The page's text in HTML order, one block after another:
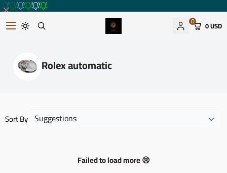
Romantic watches store
0 0 USD
Rolex automatic
Sort By
Failed to load more 😢